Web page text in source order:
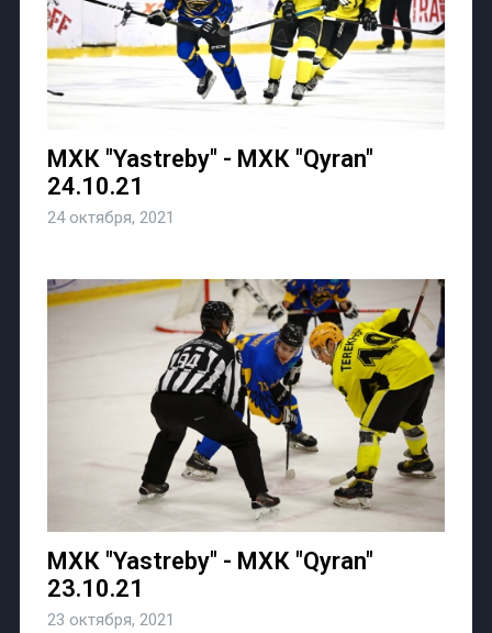
МХК "Yastreby" - МХК "Qyran"
24.10.21
24 октября, 2021
МХК "Yastreby" - МХК "Qyran"
23.10.21
23 октября, 2021